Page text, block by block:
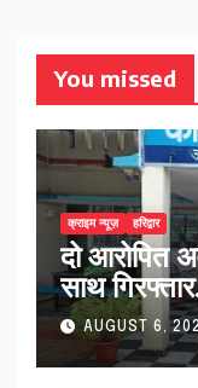
You missed
क्राइम न्यूज़ हरिद्वार
दो
साथ
AUGUST 6,